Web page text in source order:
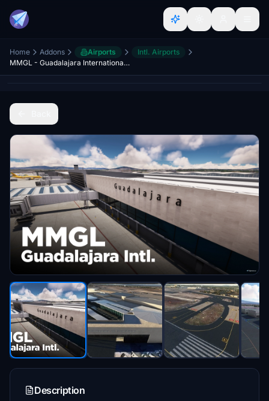
Home Addons Airports
Intl. Airports
MMGL - Guadalajara International Airport
Description